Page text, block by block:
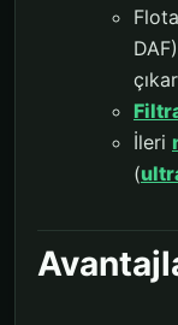
İleri
(